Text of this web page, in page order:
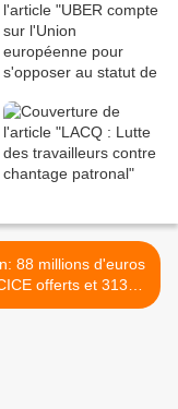
88 millions d'euros
offerts et 313
d'euros versés à